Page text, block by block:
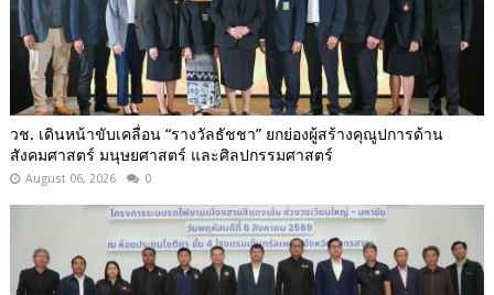
วช. เดินหน้าขับเคลื่อน “รางวัลธัชชา” ยกย่องผู้สร้างคุณูปการด้าน
สังคมศาสตร์ มนุษยศาสตร์ และศิลปกรรมศาสตร์
August 06, 2026 0